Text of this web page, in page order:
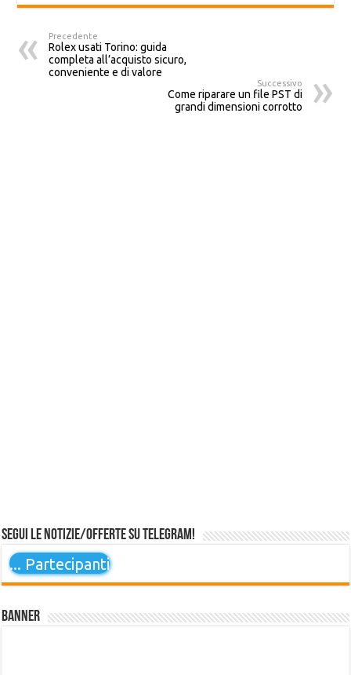
Precedente
Rolex usati Torino: guida
completa all’acquisto sicuro,
conveniente e di valore
Successivo
Come riparare un file PST di
grandi dimensioni corrotto
Segui le notizie/offerte su Telegram!
... Partecipanti
Banner